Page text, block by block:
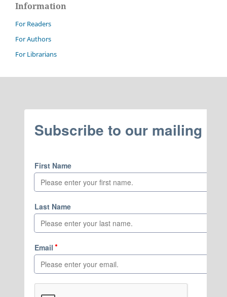
Information
For Readers
For Authors
For Librarians